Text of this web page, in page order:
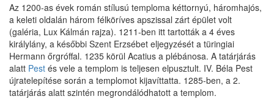
Az 1200-as évek román stílusú temploma kéttornyú, háromhajós,
a keleti oldalán három félköríves apszissal zárt épület volt
(galéria, Lux Kálmán rajza). 1211-ben itt tartották a 4 éves
királylány, a későbbi Szent Erzsébet eljegyzését a türingiai
Hermann őrgróffal. 1235 körül Acatius a plébánosa. A tatárjárás
alatt Pest és vele a templom is teljesen elpusztult. IV. Béla Pest
újratelepítése során a templomot kijavíttatta. 1285-ben, a 2.
tatárjárás alatt szintén megrondálódhatott a templom.